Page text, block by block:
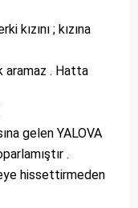
kızını ; kızına
aramaz . Hatta
gelen YALOVA
.
hissettirmeden